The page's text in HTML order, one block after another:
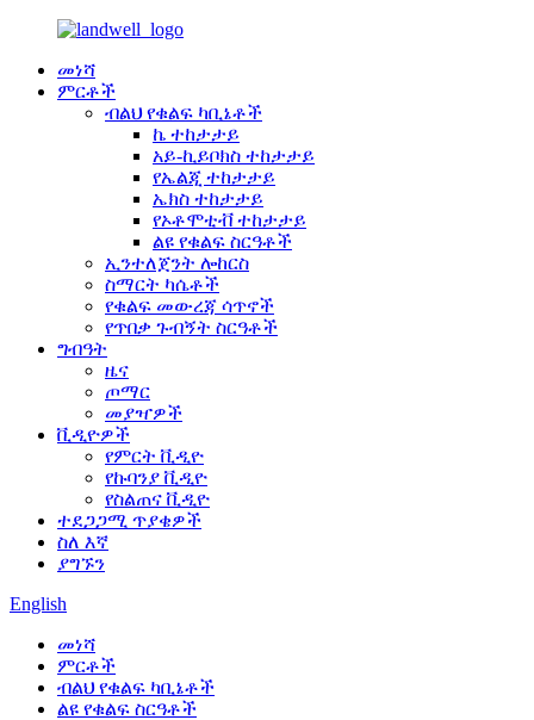
መነሻ
ምርቶች
ብልህ የቁልፍ ካቢኔቶች
ኬ ተከታታይ
አይ-ኪይቦክስ ተከታታይ
የኤልጂ ተከታታይ
ኤክስ ተከታታይ
የኦቶሞቲቭ ተከታታይ
ልዩ የቁልፍ ስርዓቶች
ኢንተለጀንት ሎከርስ
ስማርት ካሴቶች
የቁልፍ መውረጃ ሳጥኖች
የጥበቃ ጉብኝት ስርዓቶች
ግብዓት
ዜና
ጦማር
መያዣዎች
ቪዲዮዎች
የምርት ቪዲዮ
የኩባንያ ቪዲዮ
የስልጠና ቪዲዮ
ተደጋጋሚ ጥያቄዎች
ስለ እኛ
ያግኙን
English
መነሻ
ምርቶች
ብልህ የቁልፍ ካቢኔቶች
ልዩ የቁልፍ ስርዓቶች